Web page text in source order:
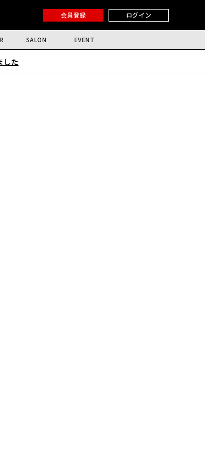
会員登録 ログイン
SALON EVENT
した